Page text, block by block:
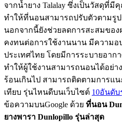
จากน้ำยาง Talalay ซึ่งเป็นวัสดุที่
ทำให้ที่นอนสามารถปรับตัวตามรูป
นอกจากนี้ยังช่วยลดการสะสมขอ
คงทนต่อการใช้งานนาน มีความ
ประเทศไทย โดยมีการระบายอา
ทำให้ผู้ใช้งานสามารถนอนได้อย่า
ร้อนเกินไป สามารถติดตามการแ
เทียบ รุ่นไหนดีบนเว็บไซต์ 10อันดับ
ข้อความบนGoogle ด้วย ที่นอน
ยางพารา Dunlopillo รุ่นล่าสุด